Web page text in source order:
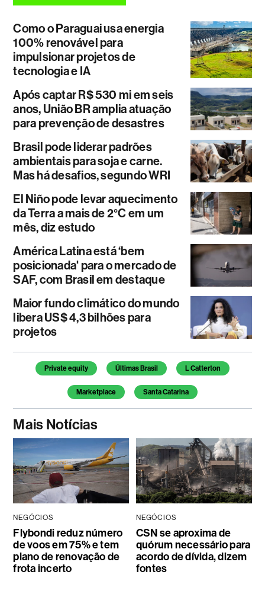
Como o Paraguai usa energia
100% renovável para
impulsionar projetos de
tecnologia e IA
Após captar R$ 530 mi em seis
anos, União BR amplia atuação
para prevenção de desastres
Brasil pode liderar padrões
ambientais para soja e carne.
Mas há desafios, segundo WRI
El Niño pode levar aquecimento
da Terra a mais de 2°C em um
mês, diz estudo
América Latina está ‘bem
posicionada' para o mercado de
SAF, com Brasil em destaque
Maior fundo climático do mundo
libera US$ 4,3 bilhões para
projetos
Temas deste artigo
Private equity Últimas Brasil L Catterton
Marketplace Santa Catarina
Mais Notícias
NEGÓCIOS
Flybondi reduz número
de voos em 75% e tem
plano de renovação de
frota incerto
NEGÓCIOS
CSN se aproxima de
quórum necessário para
acordo de dívida, dizem
fontes